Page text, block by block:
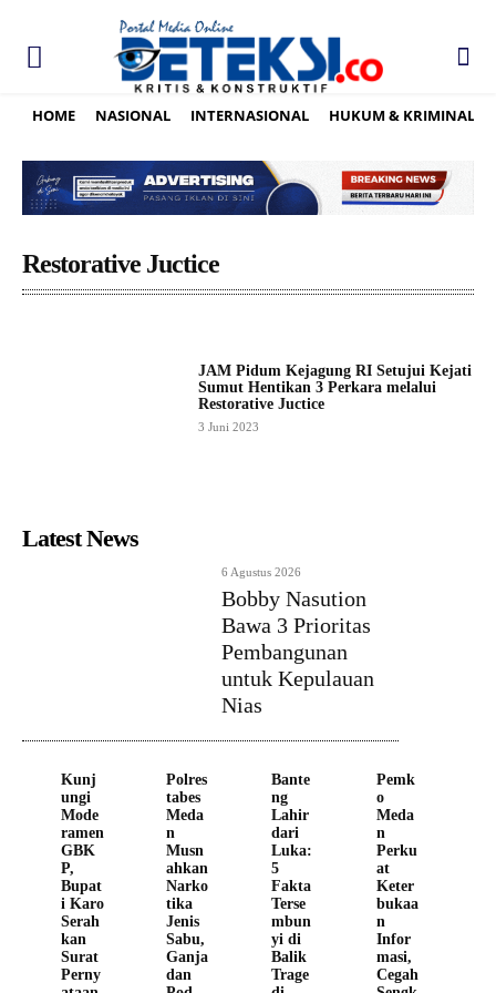
HOME NASIONAL INTERNASIONAL HUKUM & KRIMINAL
Restorative Juctice
JAM Pidum Kejagung RI Setujui Kejati
Sumut Hentikan 3 Perkara melalui
Restorative Juctice
3 Juni 2023
Latest News
6 Agustus 2026
Bobby Nasution
Bawa 3 Prioritas
Pembangunan
untuk Kepulauan
Nias
Kunj
ungi
Mode
ramen
GBK
P,
Bupat
i Karo
Serah
kan
Surat
Perny
Polres
tabes
Meda
n
Musn
ahkan
Narko
tika
Jenis
Sabu,
Ganja
dan
Bante
ng
Lahir
dari
Luka:
5
Fakta
Terse
mbun
yi di
Balik
Trage
Pemk
o
Meda
n
Perku
at
Keter
bukaa
n
Infor
masi,
Cegah